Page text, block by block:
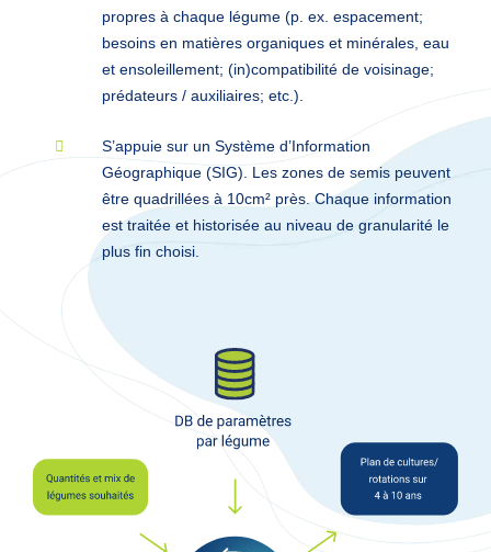
propres à chaque légume (p. ex. espacement;
besoins en matières organiques et minérales, eau
et ensoleillement; (in)compatibilité de voisinage;
prédateurs / auxiliaires; etc.).
S’appuie sur un Système d’Information
Géographique (SIG). Les zones de semis peuvent
être quadrillées à 10cm² près. Chaque information
est traitée et historisée au niveau de granularité le
plus fin choisi.